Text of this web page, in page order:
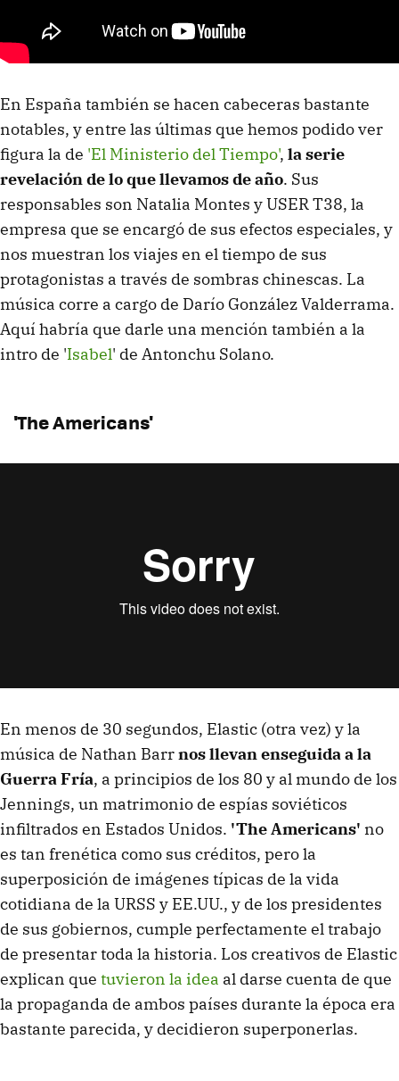
En España también se hacen cabeceras bastante
notables, y entre las últimas que hemos podido ver
figura la de 'El Ministerio del Tiempo', la serie
revelación de lo que llevamos de año. Sus
responsables son Natalia Montes y USER T38, la
empresa que se encargó de sus efectos especiales, y
nos muestran los viajes en el tiempo de sus
protagonistas a través de sombras chinescas. La
música corre a cargo de Darío González Valderrama.
Aquí habría que darle una mención también a la
intro de 'Isabel' de Antonchu Solano.
'The Americans'
En menos de 30 segundos, Elastic (otra vez) y la
música de Nathan Barrnos llevan enseguida a la
Guerra Fría, a principios de los 80 y al mundo de los
Jennings, un matrimonio de espías soviéticos
infiltrados en Estados Unidos. 'The Americans' no
es tan frenética como sus créditos, pero la
superposición de imágenes típicas de la vida
cotidiana de la URSS y EE.UU., y de los presidentes
de sus gobiernos, cumple perfectamente el trabajo
de presentar toda la historia. Los creativos de Elastic
explican que tuvieron la idea al darse cuenta de que
la propaganda de ambos países durante la época era
bastante parecida, y decidieron superponerlas.